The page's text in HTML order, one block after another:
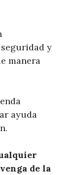
y
manera
ayuda
de la